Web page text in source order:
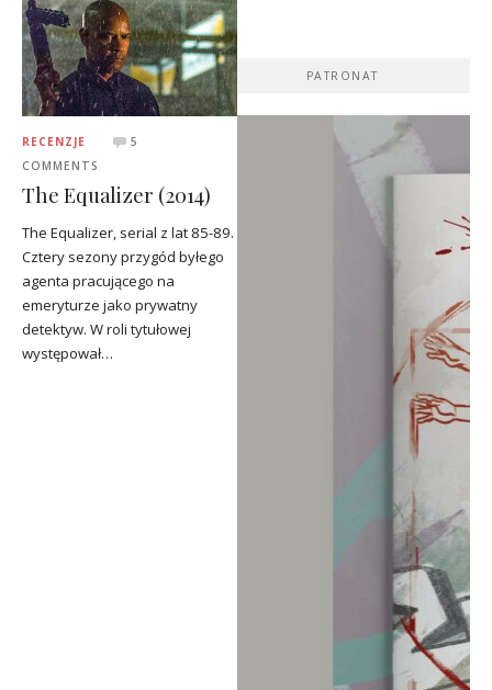
RECENZJE
5
COMMENTS
The Equalizer (2014)
The Equalizer, serial z lat 85-89.
Cztery sezony przygód byłego
agenta pracującego na
emeryturze jako prywatny
detektyw. W roli tytułowej
występował…
PATRONAT